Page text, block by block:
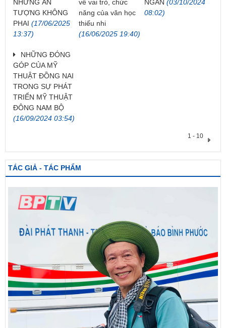
NHỮNG ẤN
TƯỢNG KHÔNG
PHAI (17/06/2025
13:37)
về vai trò, chức
năng của văn học
thiếu nhi
(16/06/2025 19:40)
NGÂN (03/10/2024
08:02)
NHỮNG ĐÓNG
GÓP CỦA MỸ
THUẬT ĐỒNG NAI
TRONG SỰ PHÁT
TRIỂN MỸ THUẬT
ĐÔNG NAM BỘ
(16/09/2024 03:54)
1 - 10
TÁC GIẢ - TÁC PHẨM